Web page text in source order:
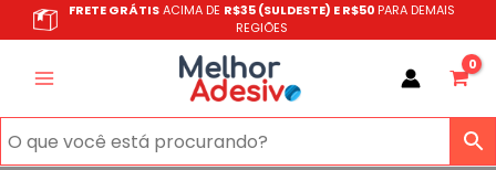
para
FRETE GRÁTISACIMA DE R$35 (SULDESTE) E R$50 PARA DEMAIS
REGIÕES